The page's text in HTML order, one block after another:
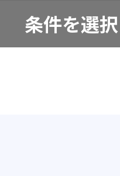
条件を選